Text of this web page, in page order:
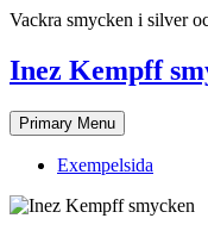
Skip
content
Vackra smycken i silver
Inez Kempff
Primary Menu
Exempelsida